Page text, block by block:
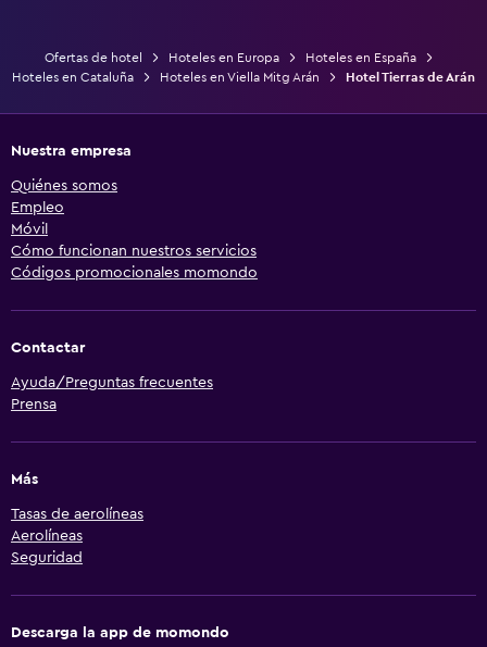
Ofertas de hotel Hoteles en Europa
Hoteles en España
Hoteles en Cataluña
Hoteles en Viella Mitg Arán Hotel Tierras de Arán
Nuestra empresa
Quiénes somos
Empleo
Móvil
Cómo funcionan nuestros servicios
Códigos promocionales momondo
Contactar
Ayuda/Preguntas frecuentes
Prensa
Más
Tasas de aerolíneas
Aerolíneas
Seguridad
Descarga la app de momondo